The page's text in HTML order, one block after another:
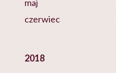
maj
czerwiec
2018